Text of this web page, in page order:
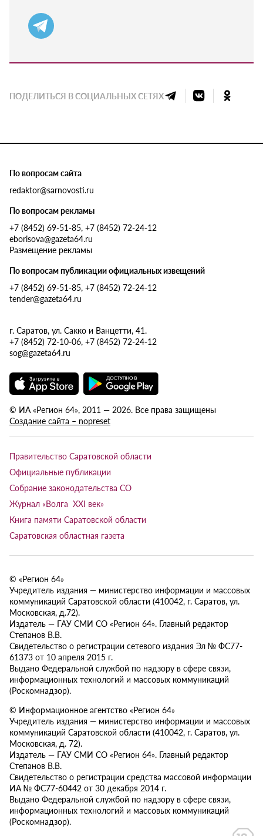
ПОДЕЛИТЬСЯ В СОЦИАЛЬНЫХ СЕТЯХ
По вопросам сайта
redaktor@sarnovosti.ru
По вопросам рекламы
+7 (8452) 69-51-85, +7 (8452) 72-24-12
eborisova@gazeta64.ru
Размещение рекламы
По вопросам публикации официальных извещений
+7 (8452) 69-51-85, +7 (8452) 72-24-12
tender@gazeta64.ru
г. Саратов, ул. Сакко и Ванцетти, 41.
+7 (8452) 72-10-06, +7 (8452) 72-24-12
sog@gazeta64.ru
© ИА «Регион 64», 2011 — 2026. Все права защищены
Создание сайта – nopreset
Правительство Саратовской области
Официальные публикации
Собрание законодательства СО
Журнал «Волга XXI век»
Книга памяти Саратовской области
Саратовская областная газета
© «Регион 64»
Учредитель издания — министерство информации и массовых
коммуникаций Саратовской области (410042, г. Саратов, ул.
Московская, д.72).
Издатель — ГАУ СМИ СО «Регион 64». Главный редактор
Степанов В.В.
Свидетельство о регистрации сетевого издания Эл № ФС77-
61373 от 10 апреля 2015 г.
Выдано Федеральной службой по надзору в сфере связи,
информационных технологий и массовых коммуникаций
(Роскомнадзор).
© Информационное агентство «Регион 64»
Учредитель издания — министерство информации и массовых
коммуникаций Саратовской области (410042, г. Саратов, ул.
Московская, д. 72).
Издатель — ГАУ СМИ СО «Регион 64». Главный редактор
Степанов В.В.
Свидетельство о регистрации средства массовой информации
ИА № ФС77-60442 от 30 декабря 2014 г.
Выдано Федеральной службой по надзору в сфере связи,
информационных технологий и массовых коммуникаций
(Роскомнадзор).